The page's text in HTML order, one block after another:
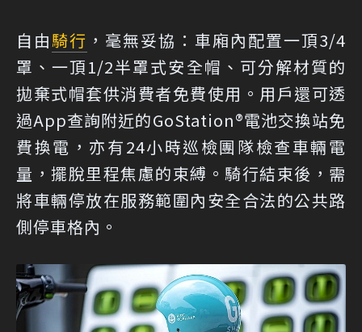
自由騎行 ，毫無妥協：車廂內配置一頂3/4
罩、一頂1/2半罩式安全帽、可分解材質的
拋棄式帽套供消費者免費使用。用戶還可透
過App查詢附近的GoStation®電池交換站免
費換電，亦有24小時巡檢團隊檢查車輛電
量，擺脫里程焦慮的束縛。騎行結束後，需
將車輛停放在服務範圍內安全合法的公共路
側停車格內。